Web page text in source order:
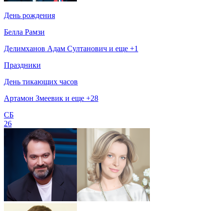
День рождения
Белла Рамзи
Делимханов Адам Султанович и еще +1
Праздники
День тикающих часов
Артамон Змеевик и еще +28
СБ
26